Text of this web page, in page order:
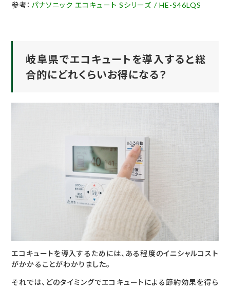
参考： パナソニック エコキュート Sシリーズ / HE-S46LQS
岐阜県でエコキュートを導入すると総
合的にどれくらいお得になる？
エコキュートを導入するためには、ある程度のイニシャルコスト
がかかることがわかりました。
それでは、どのタイミングでエコキュートによる節約効果を得ら